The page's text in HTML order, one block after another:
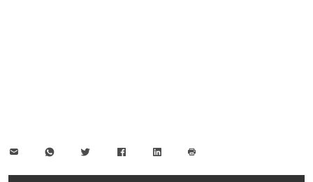
WhatsAppTwitter FacebookLinkedIn
drucken